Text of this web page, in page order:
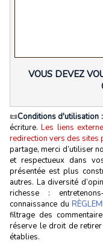
VOUS DEVEZ
📜Conditions d'utilisation :
écriture.Les liens
redirection vers des sites
partage, merci d’utiliser
et respectueux dans
présentée est plus
autres. La diversité
richesse :
connaissance du
filtrage des
réserve le droit de
établies.